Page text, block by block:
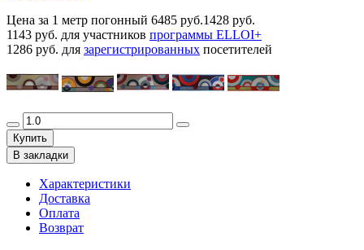
Цена за 1 метр погонный 6485 руб.1428 руб.
1143 руб. для участников программы ELLOI+
1286 руб. для зарегистрированных посетителей
Купить
В закладки
Характеристики
Доставка
Оплата
Возврат